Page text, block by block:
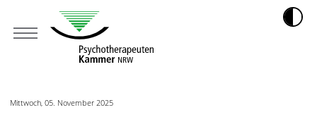
Mittwoch, 05. November 2025